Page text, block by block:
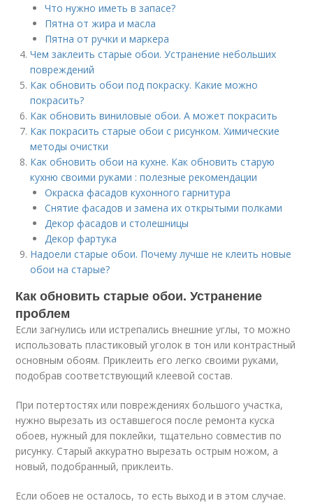
Что нужно иметь в запасе?
Пятна от жира и масла
Пятна от ручки и маркера
Чем заклеить старые обои. Устранение небольших
повреждений
Как обновить обои под покраску. Какие можно
покрасить?
Как обновить виниловые обои. А может покрасить
Как покрасить старые обои с рисунком. Химические
методы очистки
Как обновить обои на кухне. Как обновить старую
кухню своими руками : полезные рекомендации
Окраска фасадов кухонного гарнитура
Снятие фасадов и замена их открытыми полками
Декор фасадов и столешницы
Декор фартука
Надоели старые обои. Почему лучше не клеить новые
обои на старые?
Как обновить старые обои. Устранение
проблем
Если загнулись или истрепались внешние углы, то можно
использовать пластиковый уголок в тон или контрастный
основным обоям. Приклеить его легко своими руками,
подобрав соответствующий клеевой состав.
При потертостях или повреждениях большого участка,
нужно вырезать из оставшегося после ремонта куска
обоев, нужный для поклейки, тщательно совместив по
рисунку. Старый аккуратно вырезать острым ножом, а
новый, подобранный, приклеить.
Если обоев не осталось, то есть выход и в этом случае.